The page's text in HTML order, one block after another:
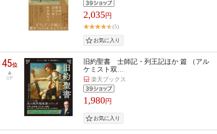
2,035円
(5)
45位
UP
旧約聖書 士師記・列王記ほか 篇 （アル
ケミスト双…
楽天ブックス
1,980円